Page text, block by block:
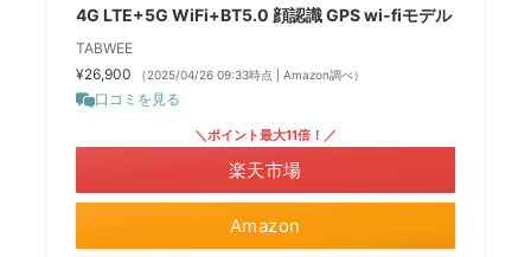
4G LTE+5G WiFi+BT5.0 顔認識 GPS wi-fiモデル
TABWEE
¥26,900
（2025/04/26 09:33時点 | Amazon調べ）
口コミを見る
Amazon
＼ポイント最大11倍！／
楽天市場